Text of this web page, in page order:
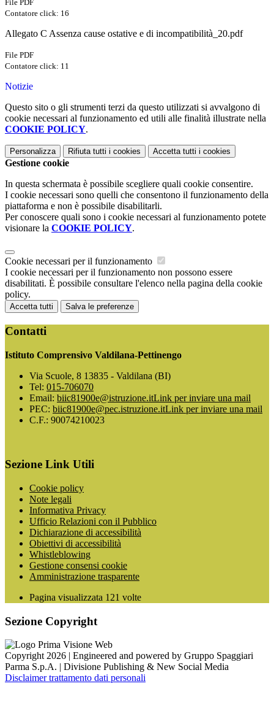
File PDF
Contatore click: 16
Allegato C Assenza cause ostative e di incompatibilità_20.pdf
File PDF
Contatore click: 11
Notizie
Questo sito o gli strumenti terzi da questo utilizzati si avvalgono di
cookie necessari al funzionamento ed utili alle finalità illustrate nella
COOKIE POLICY.
Personalizza Rifiuta tutti i cookies Accetta tutti i cookies
Gestione cookie
In questa schermata è possibile scegliere quali cookie consentire.
I cookie necessari sono quelli che consentono il funzionamento della
piattaforma e non è possibile disabilitarli.
Per conoscere quali sono i cookie necessari al funzionamento potete
visionare la COOKIE POLICY.
Cookie necessari per il funzionamento
I cookie necessari per il funzionamento non possono essere
disabilitati. È possibile consultare l'elenco nella pagina della cookie
policy.
Accetta tutti Salva le preferenze
Contatti
Istituto Comprensivo Valdilana-Pettinengo
Via Scuole, 8 13835 - Valdilana (BI)
Tel: 015-706070
Email: biic81900e@istruzione.itLink per inviare una mail
PEC: biic81900e@pec.istruzione.itLink per inviare una mail
C.F.: 90074210023
Sezione Link Utili
Cookie policy
Note legali
Informativa Privacy
Ufficio Relazioni con il Pubblico
Dichiarazione di accessibilità
Obiettivi di accessibilità
Whistleblowing
Gestione consensi cookie
Amministrazione trasparente
Pagina visualizzata 121 volte
Sezione Copyright
Copyright 2026 | Engineered and powered by Gruppo Spaggiari
Parma S.p.A. | Divisione Publishing & New Social Media
Disclaimer trattamento dati personali